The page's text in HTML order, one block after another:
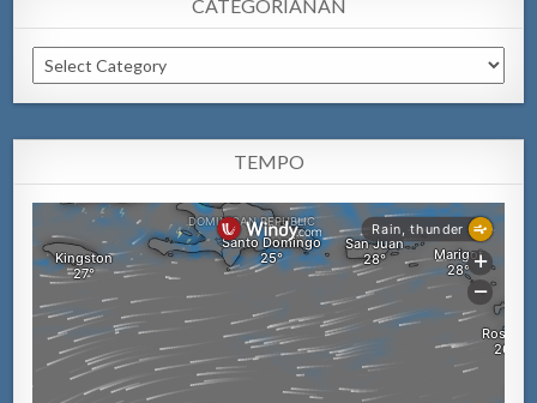
CATEGORIANAN
Categorianan
TEMPO